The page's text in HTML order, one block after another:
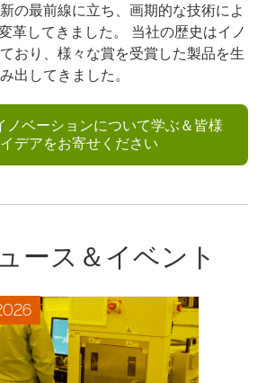
の最前線に立ち、画期的な技術によ
革してきました。 当社の歴史はイノ
おり、様々な賞を受賞した製品を生
み出してきました。
ノベーションについて学ぶ＆皆様
デアをお寄せください
ース＆イベント